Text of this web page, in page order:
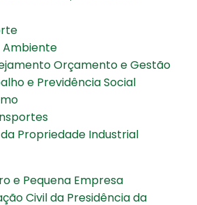
Ambiente
Orçamento e Gestão
e Previdência Social
Propriedade Industrial
e Pequena Empresa
Civil da Presidência da